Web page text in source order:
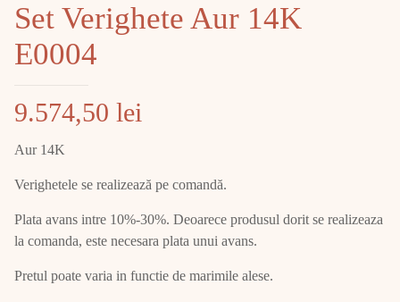
Set Verighete Aur 14K
E0004
9.574,50 lei
Aur 14K
Verighetele se realizează pe comandă.
Plata avans intre 10%-30%. Deoarece produsul dorit se realizeaza
la comanda, este necesara plata unui avans.
Pretul poate varia in functie de marimile alese.